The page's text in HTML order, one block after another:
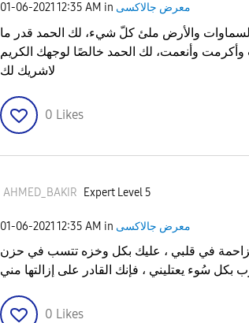
‎01-06-2021 12:35 AM in معرض جالاكسى
والأرض ملئ كلّ شيء، لك الحمد قدر ما
وأنعمت، لك الحمد خالصًا لوجهك الكريم
لاشريك لك
0 Likes
AHMED_BAKIR Expert Level 5
‎01-06-2021 12:35 AM in معرض جالاكسى
في قلبي ، عليك بكل وخزه تتسب في حزن
0 Likes